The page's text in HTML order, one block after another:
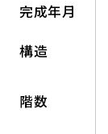
完成年月
構造
階数